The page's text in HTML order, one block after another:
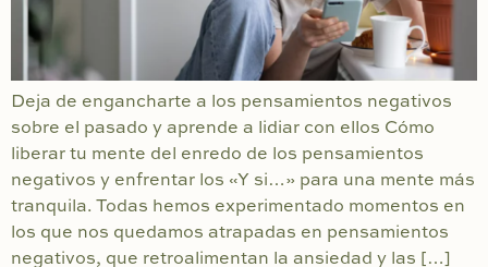
Deja de engancharte a los pensamientos negativos
sobre el pasado y aprende a lidiar con ellos Cómo
liberar tu mente del enredo de los pensamientos
negativos y enfrentar los «Y si…» para una mente más
tranquila. Todas hemos experimentado momentos en
los que nos quedamos atrapadas en pensamientos
negativos, que retroalimentan la ansiedad y las […]